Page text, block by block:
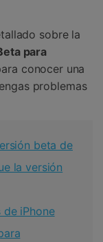
sobre la
para
conocer una
problemas
beta de
la versión
de iPhone